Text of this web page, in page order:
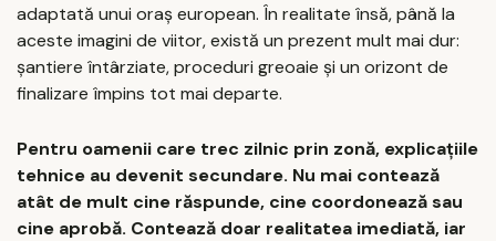
adaptată unui oraș european. În realitate însă, până la
aceste imagini de viitor, există un prezent mult mai dur:
șantiere întârziate, proceduri greoaie și un orizont de
finalizare împins tot mai departe.
Pentru oamenii care trec zilnic prin zonă, explicațiile
tehnice au devenit secundare. Nu mai contează
atât de mult cine răspunde, cine coordonează sau
cine aprobă. Contează doar realitatea imediată, iar